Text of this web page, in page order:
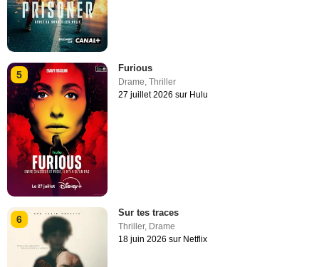
5
Furious
Drame ,Thriller
27 juillet 2026 sur Hulu
6
Sur tes traces
Thriller, Drame
18 juin 2026 sur Netflix